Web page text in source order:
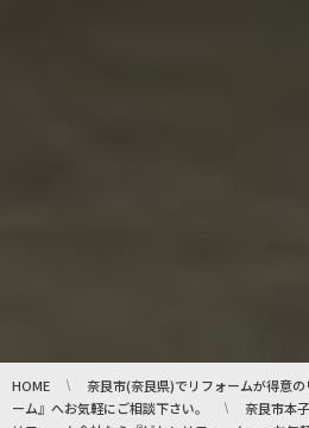
HOME
奈良市(奈良県)でリフォームが得意
ーム』へお気軽にご相談下さい。
奈良市本